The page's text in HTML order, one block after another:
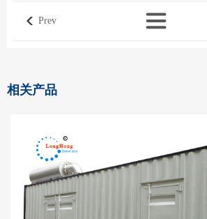
Prev
相关产品